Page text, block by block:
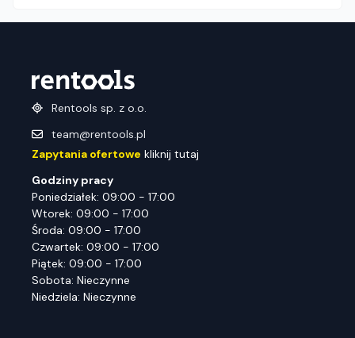
Rentools sp. z o.o.
team@rentools.pl
Zapytania ofertowe kliknij tutaj
Godziny pracy
Poniedziałek: 09:00 - 17:00
Wtorek: 09:00 - 17:00
Środa: 09:00 - 17:00
Czwartek: 09:00 - 17:00
Piątek: 09:00 - 17:00
Sobota: Nieczynne
Niedziela: Nieczynne